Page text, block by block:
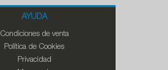
AYUDA
Condiciones de venta
Política de Cookies
Privacidad